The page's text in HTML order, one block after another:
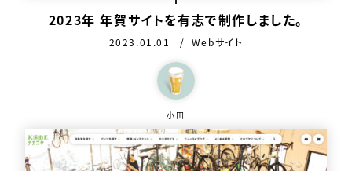
2023年 年賀サイトを有志で制作しました。
公開日：
2023.01.01 カテゴリ：
Webサイト
小田